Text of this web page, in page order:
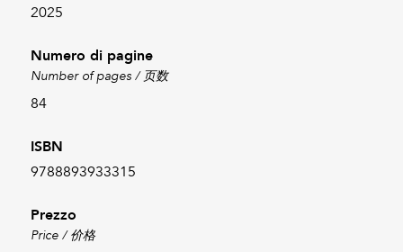
2025
Numero di pagine
Number of pages / 页数
84
ISBN
9788893933315
Prezzo
Price / 价格